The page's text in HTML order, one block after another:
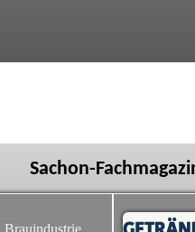
Sachon-
Brauindustrie